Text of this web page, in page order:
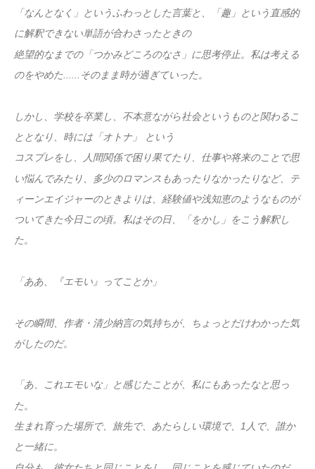
「なんとなく」というふわっとした言葉と、「趣」という直感的
に解釈できない単語が合わさったときの
絶望的なまでの「つかみどころのなさ」に思考停止。私は考える
のをやめた......そのまま時が過ぎていった。
しかし、学校を卒業し、不本意ながら社会というものと関わるこ
ととなり、時には「オトナ」 という
コスプレをし、人間関係で困り果てたり、仕事や将来のことで思
い悩んでみたり、多少のロマンスもあったりなかったりなど、テ
ィーンエイジャーのときよりは、経験値や浅知恵のようなものが
ついてきた今日この頃。私はその日、「をかし」をこう解釈し
た。
「ああ、『エモい』ってことか」
その瞬間、作者・清少納言の気持ちが、ちょっとだけわかった気
がしたのだ。
「あ、これエモいな」と感じたことが、私にもあったなと思っ
た。
生まれ育った場所で、旅先で、あたらしい環境で、1人で、誰か
と一緒に。